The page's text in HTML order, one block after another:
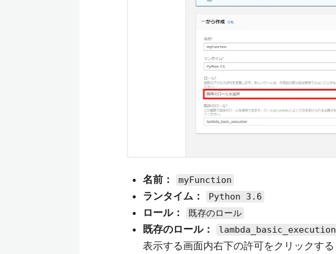
名前： myFunction
ランタイム： Python 3.6
ロール： 既存のロール
既存のロール： lambda_basic_execution
表示する画面内右下の許可をクリックする